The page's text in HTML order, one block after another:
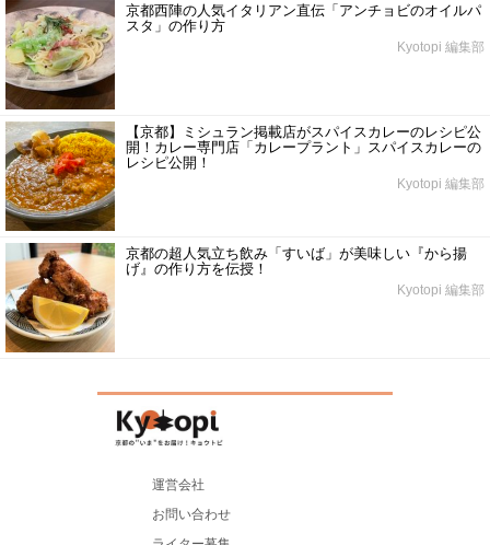
京都西陣の人気イタリアン直伝「アンチョビのオイルパ
スタ」の作り方
Kyotopi 編集部
【京都】ミシュラン掲載店がスパイスカレーのレシピ公
開！カレー専門店「カレープラント」スパイスカレーの
レシピ公開！
Kyotopi 編集部
京都の超人気立ち飲み「すいば」が美味しい『から揚
げ』の作り方を伝授！
Kyotopi 編集部
運営会社
お問い合わせ